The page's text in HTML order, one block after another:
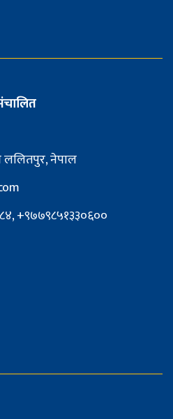
ललितपुर, नेपाल
+९७७९८५१३३०६००